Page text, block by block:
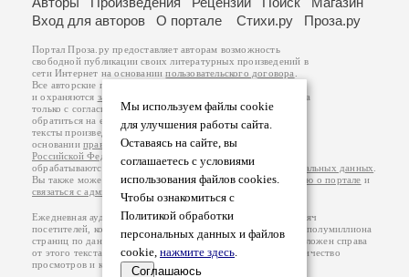
Мы используем файлы cookie
для улучшения работы сайта.
Оставаясь на сайте, вы
соглашаетесь с условиями
использования файлов cookies.
Чтобы ознакомиться с
Политикой обработки
персональных данных и файлов
cookie, нажмите здесь.
Соглашаюсь
Вход для авторов
О портале Стихи.ру Проза.ру
Портал Проза.ру предоставляет авторам возможность
свободной публикации своих литературных произведений в
сети Интернет на основаниипользовательского договора
Все авторские права на произведения принадлежат авторам
и охраняются законом
. Перепечатка произведений возможна
только с согласия его автора, к которому вы можете
обратиться на его авторской странице. Ответственность за
тексты произведений авторы несут самостоятельно на
основанииправил публикацииизаконодательства
Российской Федерации
обрабатываются на основанииПолитики обработки персональных данных
Вы также можете посмотреть более подробнуюинформацию о портале и
связаться с администрацией
Ежедневная аудитория портала Проза.ру – порядка 100 тысяч
посетителей, которые в общей сумме просматривают более полумиллиона
страниц по данным счетчика посещаемости, который расположен справа
от этого текста. В каждой графе указано по две цифры: количество
просмотров и количество посетителей.